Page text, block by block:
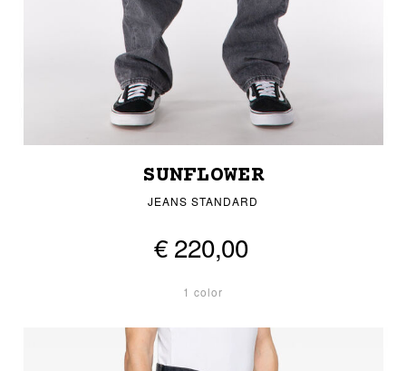
SUNFLOWER
JEANS STANDARD
€ 220,00
1 color